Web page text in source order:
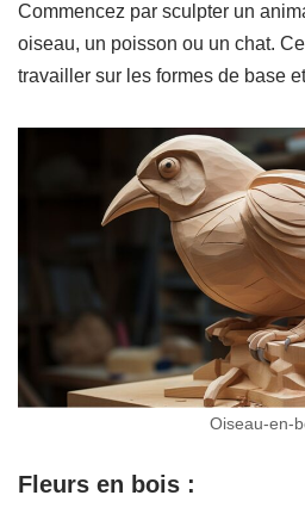
Commencez par sculpter un
oiseau, un poisson ou un chat.
travailler sur les formes de base
Oiseau-en-
Fleurs en bois :